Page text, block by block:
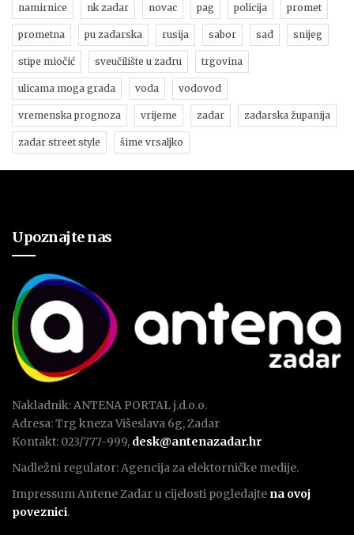
namirnice nk zadar novac pag policija promet
prometna pu zadarska rusija sabor sad snijeg
stipe miočić sveučilište u zadru trgovina
ulicama moga grada voda vodovod
vremenska prognoza vrijeme zadar zadarska županija
zadar street style šime vrsaljko
Upoznajte nas
Nakladnik: ANTENA PORTAL j.d.o.o.
Adresa: Trg kneza Višeslava 6g, Zadar
Kontakt: 023/777-999, desk@antenazadar.hr
Nadležni regulator: Agencija za elektorničke medije.
Impressum Antene Zadar u cijelosti pogledajte na ovoj
poveznici.